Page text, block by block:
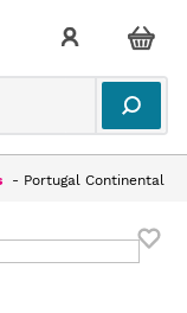
- Portugal Continental